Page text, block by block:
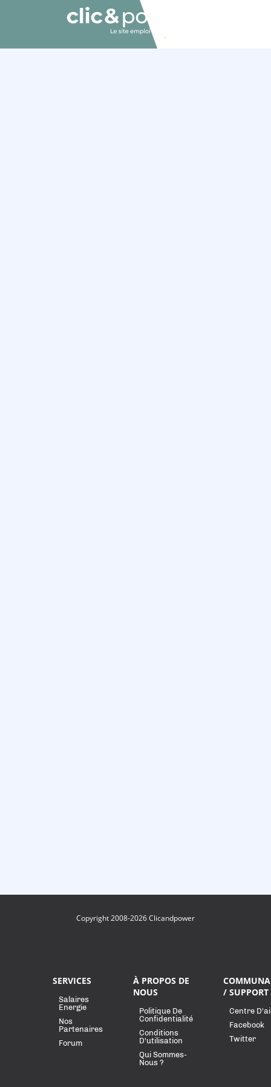
Copyright 2008-2026 Clicandpower
SERVICES
Salaires
Energie
Nos
Partenaires
Forum
À PROPOS DE
NOUS
Politique De
Confidentialité
Conditions
D'utilisation
Qui Sommes-
Nous ?
/ SUPPORT
Centre
Facebook
Twitter